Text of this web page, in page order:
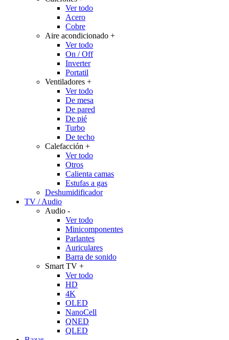
Ver todo
Acero
Cobre
Aire acondicionado +
Ver todo
On / Off
Inverter
Portatil
Ventiladores +
Ver todo
De mesa
De pared
De pié
Turbo
De techo
Calefacción +
Ver todo
Otros
Calienta camas
Estufas a gas
Deshumidificador
TV / Audio
Audio -
Ver todo
Minicomponentes
Parlantes
Auriculares
Barra de sonido
Smart TV +
Ver todo
HD
4K
OLED
NanoCell
QNED
QLED